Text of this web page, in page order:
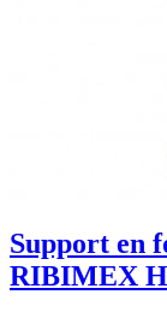
Support en
RIBIMEX